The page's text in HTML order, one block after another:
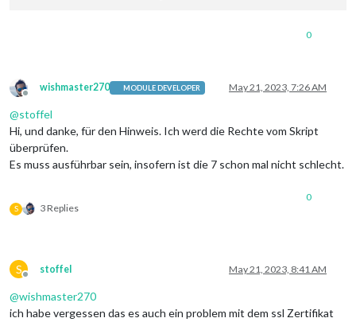
0
Offline
wishmaster270 MODULE DEVELOPER May 21, 2023, 7:26 AM
@stoffel
Hi, und danke, für den Hinweis. Ich werd die Rechte vom Skript
überprüfen.
Es muss ausführbar sein, insofern ist die 7 schon mal nicht schlecht.
S 3 Replies
0
S
Offline
stoffel May 21, 2023, 8:41 AM
@wishmaster270
ich habe vergessen das es auch ein problem mit dem ssl Zertifikat